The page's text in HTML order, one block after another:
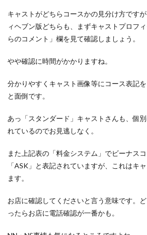
キャストがどちらコースかの見分け方です
ィヘブン版どちらも、まずキャストプロフ
らのコメント」欄を見て確認しましょう。
やや確認に時間がかかりますね。
分かりやすくキャスト画像等にコース表記
と面倒です。
あっ「スタンダード」キャストさんも、個
れているのでお見逃しなく。
また上記表の「料金システム」でビーナス
「ASK」と表記されていますが、これはキ
ます。
お店に確認してくださいと言う意味です。
ったらお店に電話確認が一番かも。